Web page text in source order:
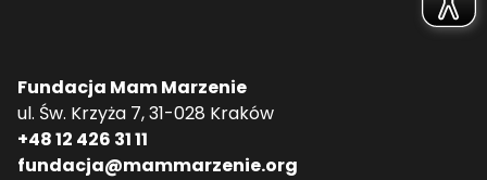
Fundacja Mam Marzenie
ul. Św. Krzyża 7, 31-028 Kraków
+48 12 426 31 11
fundacja@mammarzenie.org